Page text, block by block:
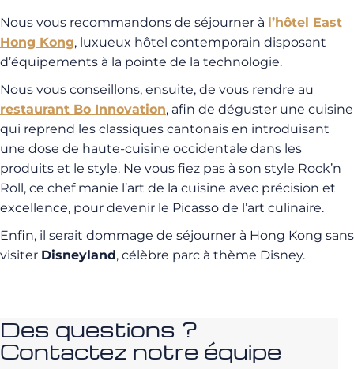
Nous vous recommandons de séjourner à l’hôtel East
Hong Kong, luxueux hôtel contemporain disposant
d’équipements à la pointe de la technologie.
Nous vous conseillons, ensuite, de vous rendre au
restaurant Bo Innovation, afin de déguster une cuisine
qui reprend les classiques cantonais en introduisant
une dose de haute-cuisine occidentale dans les
produits et le style. Ne vous fiez pas à son style Rock’n
Roll, ce chef manie l’art de la cuisine avec précision et
excellence, pour devenir le Picasso de l’art culinaire.
Enfin, il serait dommage de séjourner à Hong Kong sans
visiter Disneyland, célèbre parc à thème Disney.
Des questions ?
Contactez notre équipe